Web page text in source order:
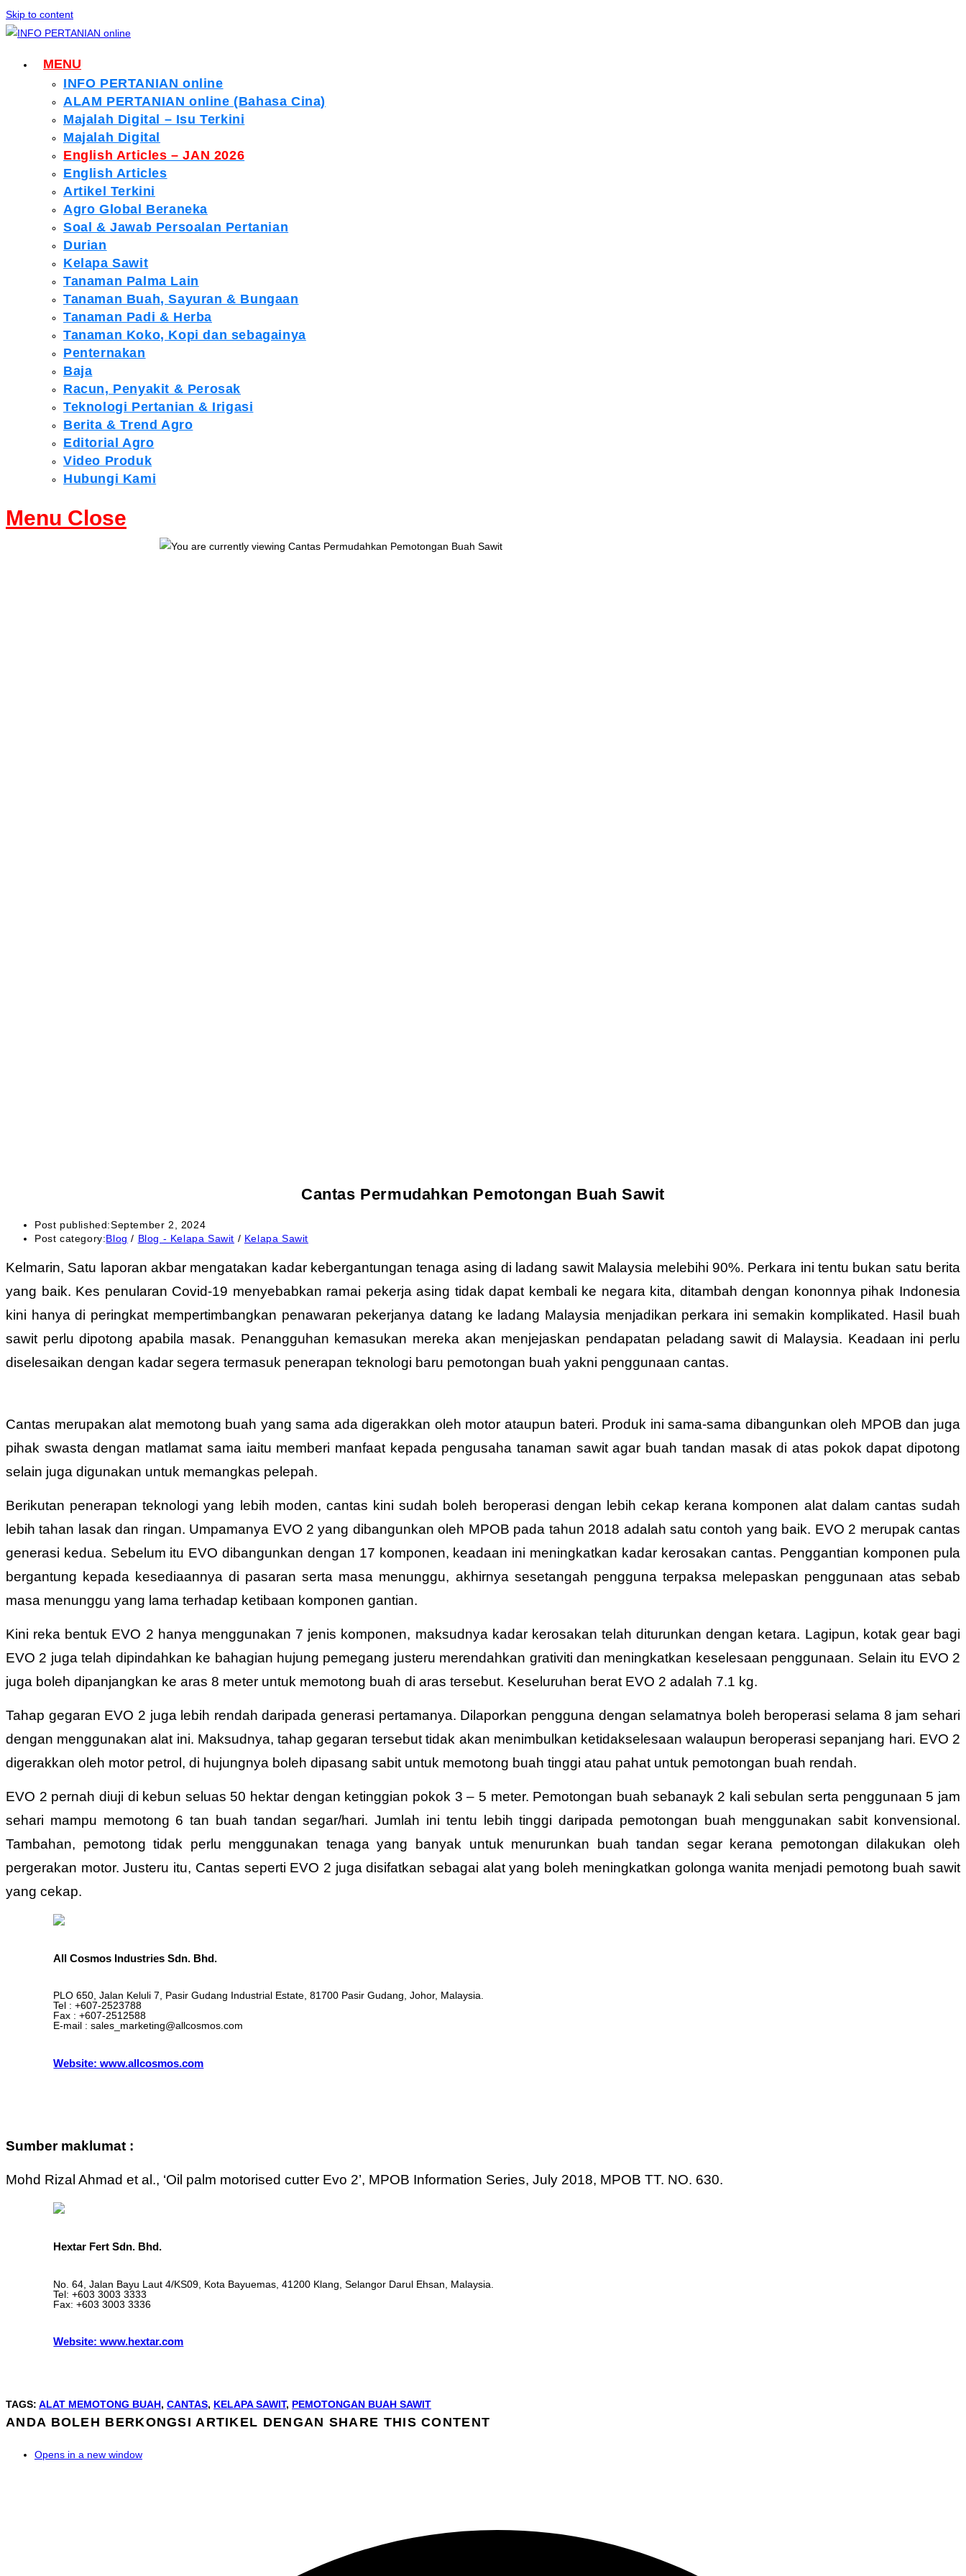
Skip to content
MENU
INFO PERTANIAN online
ALAM PERTANIAN online (Bahasa Cina)
Majalah Digital – Isu Terkini
Majalah Digital
English Articles – JAN 2026
English Articles
Artikel Terkini
Agro Global Beraneka
Soal & Jawab Persoalan Pertanian
Durian
Kelapa Sawit
Tanaman Palma Lain
Tanaman Buah, Sayuran & Bungaan
Tanaman Padi & Herba
Tanaman Koko, Kopi dan sebagainya
Penternakan
Baja
Racun, Penyakit & Perosak
Teknologi Pertanian & Irigasi
Berita & Trend Agro
Editorial Agro
Video Produk
Hubungi Kami
Menu Close
Cantas Permudahkan Pemotongan Buah Sawit
Post published:September 2, 2024
Post category:Blog / Blog - Kelapa Sawit / Kelapa Sawit
Kelmarin, Satu laporan akbar mengatakan kadar kebergantungan tenaga asing di ladang sawit Malaysia melebihi 90%. Perkara ini tentu bukan satu berita
yang baik. Kes penularan Covid-19 menyebabkan ramai pekerja asing tidak dapat kembali ke negara kita, ditambah dengan kononnya pihak Indonesia
kini hanya di peringkat mempertimbangkan penawaran pekerjanya datang ke ladang Malaysia menjadikan perkara ini semakin komplikated. Hasil buah
sawit perlu dipotong apabila masak. Penangguhan kemasukan mereka akan menjejaskan pendapatan peladang sawit di Malaysia. Keadaan ini perlu
diselesaikan dengan kadar segera termasuk penerapan teknologi baru pemotongan buah yakni penggunaan cantas.
Cantas merupakan alat memotong buah yang sama ada digerakkan oleh motor ataupun bateri. Produk ini sama-sama dibangunkan oleh MPOB dan juga
pihak swasta dengan matlamat sama iaitu memberi manfaat kepada pengusaha tanaman sawit agar buah tandan masak di atas pokok dapat dipotong
selain juga digunakan untuk memangkas pelepah.
Berikutan penerapan teknologi yang lebih moden, cantas kini sudah boleh beroperasi dengan lebih cekap kerana komponen alat dalam cantas sudah
lebih tahan lasak dan ringan. Umpamanya EVO 2 yang dibangunkan oleh MPOB pada tahun 2018 adalah satu contoh yang baik. EVO 2 merupak cantas
generasi kedua. Sebelum itu EVO dibangunkan dengan 17 komponen, keadaan ini meningkatkan kadar kerosakan cantas. Penggantian komponen pula
bergantung kepada kesediaannya di pasaran serta masa menunggu, akhirnya sesetangah pengguna terpaksa melepaskan penggunaan atas sebab
masa menunggu yang lama terhadap ketibaan komponen gantian.
Kini reka bentuk EVO 2 hanya menggunakan 7 jenis komponen, maksudnya kadar kerosakan telah diturunkan dengan ketara. Lagipun, kotak gear bagi
EVO 2 juga telah dipindahkan ke bahagian hujung pemegang justeru merendahkan grativiti dan meningkatkan keselesaan penggunaan. Selain itu EVO 2
juga boleh dipanjangkan ke aras 8 meter untuk memotong buah di aras tersebut. Keseluruhan berat EVO 2 adalah 7.1 kg.
Tahap gegaran EVO 2 juga lebih rendah daripada generasi pertamanya. Dilaporkan pengguna dengan selamatnya boleh beroperasi selama 8 jam sehari
dengan menggunakan alat ini. Maksudnya, tahap gegaran tersebut tidak akan menimbulkan ketidakselesaan walaupun beroperasi sepanjang hari. EVO 2
digerakkan oleh motor petrol, di hujungnya boleh dipasang sabit untuk memotong buah tinggi atau pahat untuk pemotongan buah rendah.
EVO 2 pernah diuji di kebun seluas 50 hektar dengan ketinggian pokok 3 – 5 meter. Pemotongan buah sebanayk 2 kali sebulan serta penggunaan 5 jam
sehari mampu memotong 6 tan buah tandan segar/hari. Jumlah ini tentu lebih tinggi daripada pemotongan buah menggunakan sabit konvensional.
Tambahan, pemotong tidak perlu menggunakan tenaga yang banyak untuk menurunkan buah tandan segar kerana pemotongan dilakukan oleh
pergerakan motor. Justeru itu, Cantas seperti EVO 2 juga disifatkan sebagai alat yang boleh meningkatkan golonga wanita menjadi pemotong buah sawit
yang cekap.
All Cosmos Industries Sdn. Bhd.
PLO 650, Jalan Keluli 7, Pasir Gudang Industrial Estate, 81700 Pasir Gudang, Johor, Malaysia.
Tel : +607-2523788
Fax : +607-2512588
E-mail : sales_marketing@allcosmos.com
Website: www.allcosmos.com
Sumber maklumat :
Mohd Rizal Ahmad et al., ‘Oil palm motorised cutter Evo 2’, MPOB Information Series, July 2018, MPOB TT. NO. 630.
Hextar Fert Sdn. Bhd.
No. 64, Jalan Bayu Laut 4/KS09, Kota Bayuemas, 41200 Klang, Selangor Darul Ehsan, Malaysia.
Tel: +603 3003 3333
Fax: +603 3003 3336
Website: www.hextar.com
TAGS: ALAT MEMOTONG BUAH, CANTAS, KELAPA SAWIT, PEMOTONGAN BUAH SAWIT
ANDA BOLEH BERKONGSI ARTIKEL DENGAN SHARE THIS CONTENT
Opens in a new window